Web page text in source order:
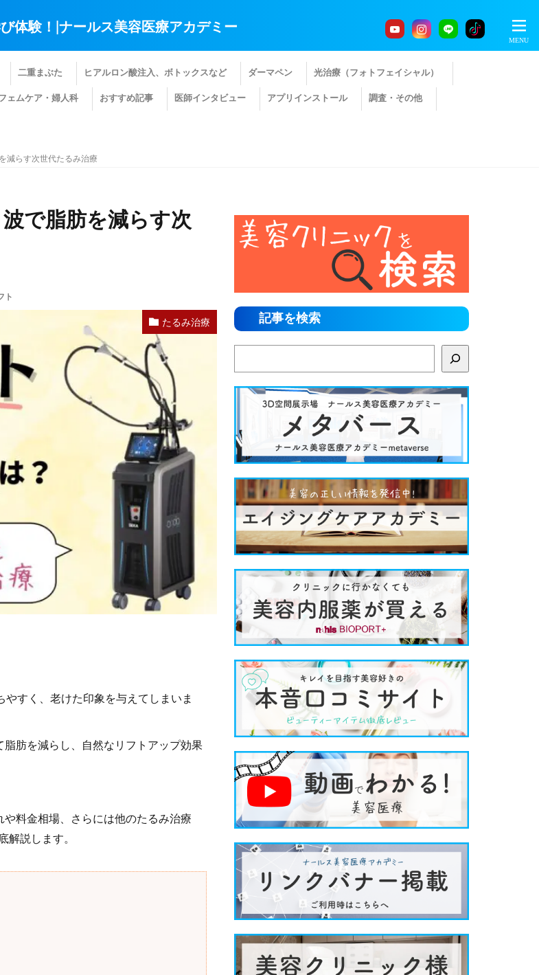
体験！|ナールス美容医療アカデミー
二重まぶた ヒアルロン酸注入、ボトックスなど ダーマペン 光治療（フォトフェイシャル）
ェムケア・婦人科 おすすめ記事 医師インタビュー アプリインストール 調査・その他
減らす次世代たるみ治療
で脂肪を減らす次
ト
たるみ治療
すく、老けた印象を与えてしまいま
肪を減らし、自然なリフトアップ効果
料金相場、さらには他のたるみ治療
解説します。
記事を検索